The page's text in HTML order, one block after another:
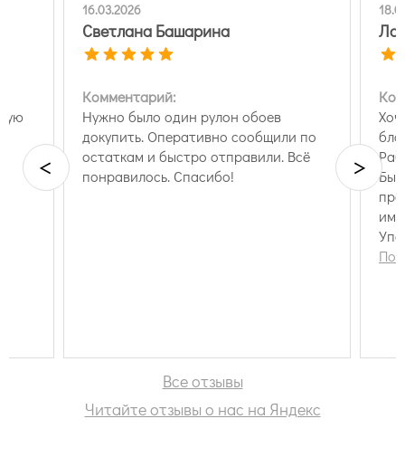
16.03.2026
Светлана Башарина
Комментарий:
Нужно было один рулон обоев
докупить. Оперативно сообщили по
остаткам и быстро отправили. Всё
понравилось. Спасибо!
< >
Все отзывы
Читайте отзывы о нас на Яндекс